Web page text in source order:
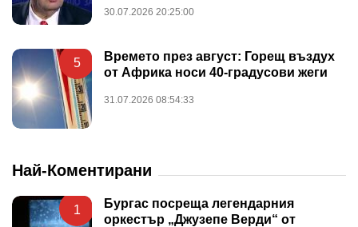
30.07.2026 20:25:00
5
Времето през август: Горещ въздух
от Африка носи 40-градусови жеги
31.07.2026 08:54:33
Най-Коментирани
1
Бургас посреща легендарния
оркестър „Джузепе Верди“ от